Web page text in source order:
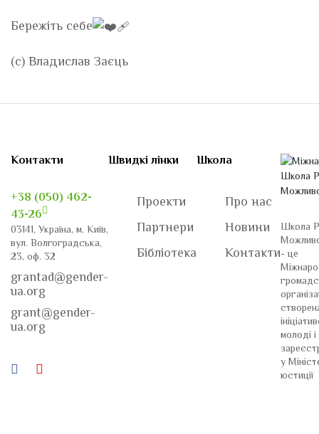
Бережіть себе
(с) Владислав Заєць
Контакти
+38 (050) 462-
43-26
03141, Україна, м. Київ,
вул. Волгоградська,
23, оф. 32
grantad@gender-
ua.org
grant@gender-
ua.org
Швидкі лінки
Проекти
Партнери
Бібліотека
Школа
Про нас
Новини
Контакти
Школа
- це
молоді і
у
юстиції